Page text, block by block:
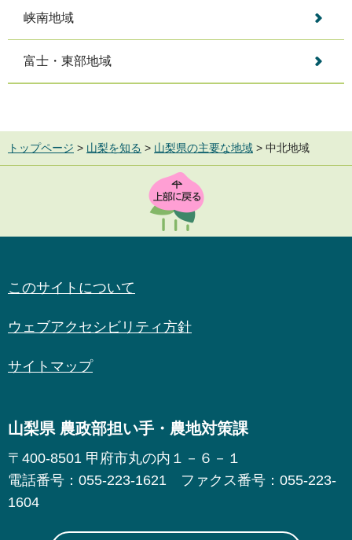
峡南地域
富士・東部地域
トップページ > 山梨を知る > 山梨県の主要な地域 > 中北地域
TOP
山梨県 農政部担い手・農地対策課
〒400-8501 甲府市丸の内１－６－１
電話番号：055-223-1621 ファクス番号：055-223-
1604
このサイトについて
ウェブアクセシビリティ方針
サイトマップ